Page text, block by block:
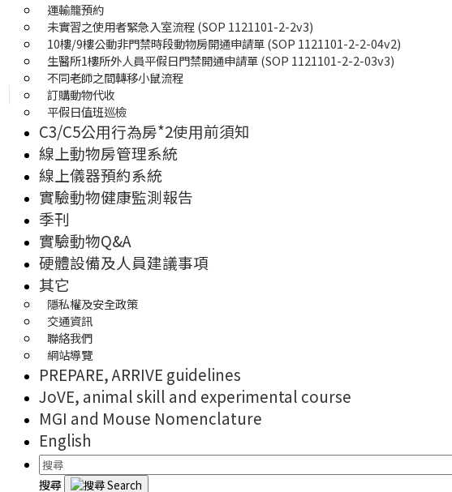
運輸籠預約
未實習之使用者緊急入室流程 (SOP 1121101-2-2v3)
10樓/9樓公動非門禁時段動物房開通申請單 (SOP 1121101-2-2-04v2)
生醫所1樓所外人員平假日門禁開通申請單 (SOP 1121101-2-2-03v3)
不同老師之間轉移小鼠流程
訂購動物代收
平假日值班巡檢
C3/C5公用行為房*2使用前須知
線上動物房管理系統
線上儀器預約系統
實驗動物健康監測報告
季刊
實驗動物Q&A
硬體設備及人員建議事項
其它
隱私權及安全政策
交通資訊
聯絡我們
網站導覽
PREPARE, ARRIVE guidelines
JoVE, animal skill and experimental course
MGI and Mouse Nomenclature
English
搜尋